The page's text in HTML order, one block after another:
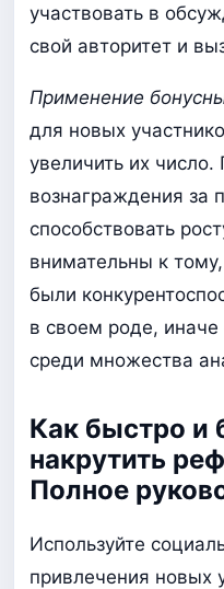
участвовать в
свой авторитет и
Применение
для новых
увеличить их
вознаграждения за
способствовать
внимательны к
были
в своем роде, иначе
среди множества
Как быстро и
накрутить
Полное
Используйте
привлечения новых